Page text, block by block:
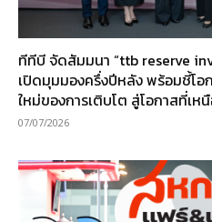
ทีทีบี จัดสัมมนา “ttb reserve
เปิดมุมมองครึ่งปีหลัง พร้อมชี้โอ
ใหม่ของการเติบโต สู่โอกาสที่เห
07/07/2026